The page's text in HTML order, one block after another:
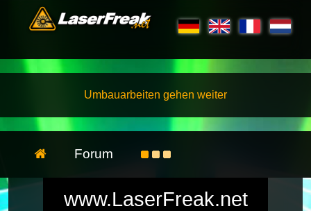
Umbauarbeiten gehen weiter
Forum
www.LaserFreak.net